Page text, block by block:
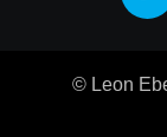
© Leon